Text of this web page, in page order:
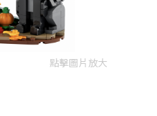
點擊圖片放大